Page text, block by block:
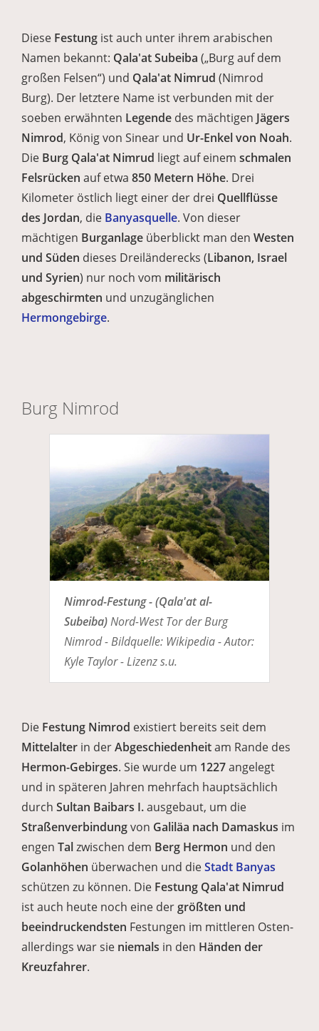
Diese Festung ist auch unter ihrem arabischen
Namen bekannt: Qala'at Subeiba („Burg auf dem
großen Felsen“) und Qala'at Nimrud (Nimrod
Burg). Der letztere Name ist verbunden mit der
soeben erwähnten Legende des mächtigen Jägers
Nimrod, König von Sinear und Ur-Enkel von Noah.
Die Burg Qala'at Nimrud liegt auf einem schmalen
Felsrücken auf etwa 850 Metern Höhe. Drei
Kilometer östlich liegt einer der drei Quellflüsse
des Jordan, die Banyasquelle. Von dieser
mächtigen Burganlage überblickt man den Westen
und Süden dieses Dreiländerecks (Libanon, Israel
und Syrien) nur noch vom militärisch
abgeschirmten und unzugänglichen
Hermongebirge.
Burg Nimrod
Nimrod-Festung - (Qala'at al-
Subeiba)Nord-West Tor der Burg
Nimrod - Bildquelle: Wikipedia - Autor:
Kyle Taylor - Lizenz s.u.
Die Festung Nimrod existiert bereits seit dem
Mittelalter in derAbgeschiedenheitam Rande des
Hermon-Gebirges. Sie wurde um 1227angelegt
und in späteren Jahren mehrfach hauptsächlich
durch Sultan Baibars I.ausgebaut, um die
Straßenverbindungvon Galiläa nach Damaskus im
engen Talzwischen dem Berg Hermon und den
Golanhöhen überwachen und dieStadt Banyas
schützen zu können. Die Festung Qala'at Nimrud
ist auch heute noch eine der größten und
beeindruckendsten Festungen im mittleren Osten-
allerdings war sie niemals in den Händen der
Kreuzfahrer.